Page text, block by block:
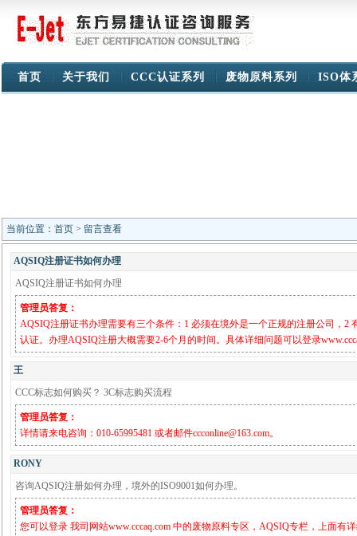
首页 关于我们 CCC认证系列 废物原料系列 ISO体
当前位置： 首页 > 留言查看
AQSIQ注册证书如何办理
AQSIQ注册证书如何办理
管理员答复：
AQSIQ注册证书办理需要有三个条件：1 必须在境外是一个正规的注册公司，2
认证。办理AQSIQ注册大概需要2-6个月的时间。具体详细问题可以登录
王
CCC标志如何购买？ 3C标志购买流程
管理员答复：
详情请来电咨询：010-65995481 或者邮件ccconline@163.com。
RONY
咨询AQSIQ注册如何办理，境外的ISO9001如何办理。
管理员答复：
您可以登录 我司网站www.cccaq.com 中的废物原料专区，AQSIQ专栏，上面有